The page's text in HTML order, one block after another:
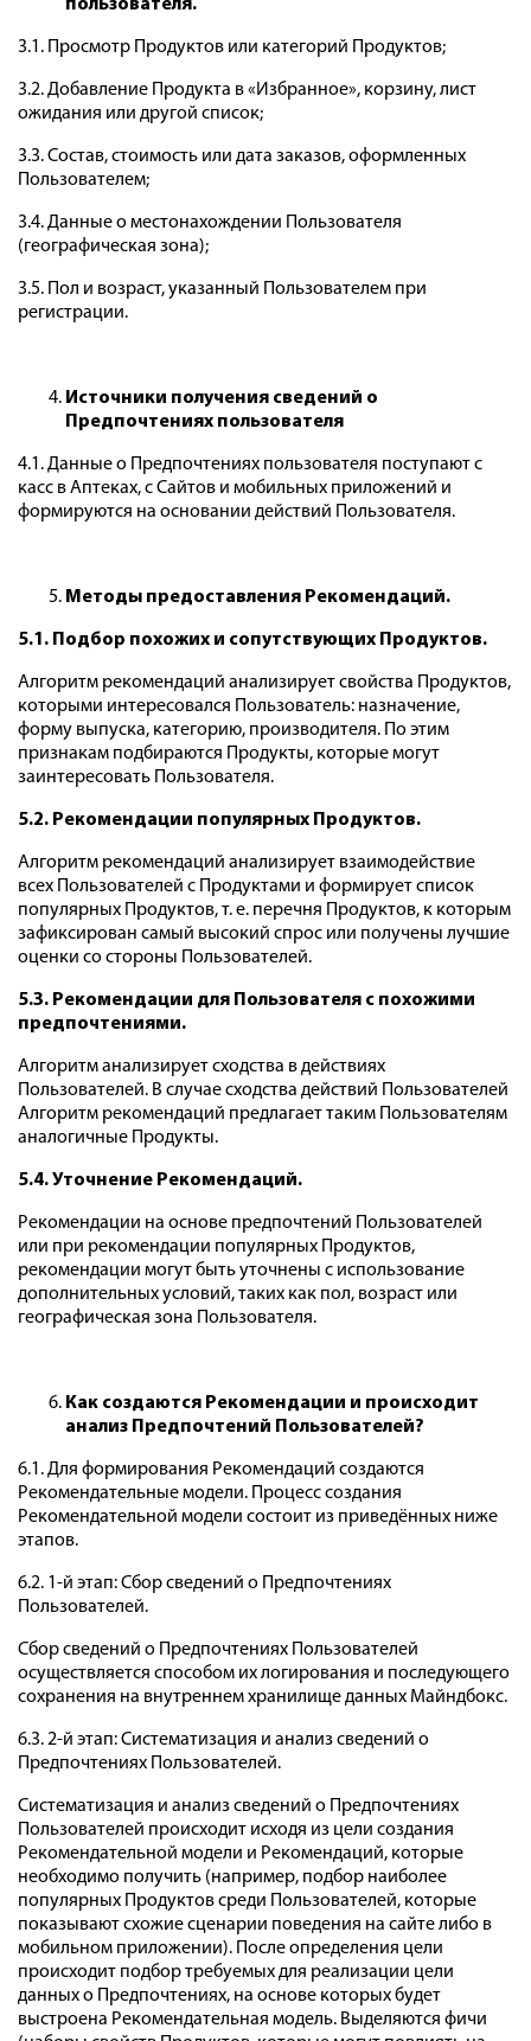
пользователя.
3.1. Просмотр Продуктов или категорий Продуктов;
3.2. Добавление Продукта в «Избранное», корзину, лист
ожидания или другой список;
3.3. Состав, стоимость или дата заказов, оформленных
Пользователем;
3.4. Данные о местонахождении Пользователя
(географическая зона);
3.5. Пол и возраст, указанный Пользователем при
регистрации.
Источники получения сведений о
Предпочтениях пользователя
4.1. Данные о Предпочтениях пользователя поступают с
касс в Аптеках, с Сайтов и мобильных приложений и
формируются на основании действий Пользователя.
Методы предоставления Рекомендаций.
5.1. Подбор похожих и сопутствующих Продуктов.
Алгоритм рекомендаций анализирует свойства Продуктов,
которыми интересовался Пользователь: назначение,
форму выпуска, категорию, производителя. По этим
признакам подбираются Продукты, которые могут
заинтересовать Пользователя.
5.2. Рекомендации популярных Продуктов.
Алгоритм рекомендаций анализирует взаимодействие
всех Пользователей с Продуктами и формирует список
популярных Продуктов, т. е. перечня Продуктов, к которым
зафиксирован самый высокий спрос или получены лучшие
оценки со стороны Пользователей.
5.3. Рекомендации для Пользователя с похожими
предпочтениями.
Алгоритм анализирует сходства в действиях
Пользователей. В случае сходства действий Пользователей
Алгоритм рекомендаций предлагает таким Пользователям
аналогичные Продукты.
5.4. Уточнение Рекомендаций.
Рекомендации на основе предпочтений Пользователей
или при рекомендации популярных Продуктов,
рекомендации могут быть уточнены с использование
дополнительных условий, таких как пол, возраст или
географическая зона Пользователя.
Как создаются Рекомендации и происходит
анализ Предпочтений Пользователей?
6.1. Для формирования Рекомендаций создаются
Рекомендательные модели. Процесс создания
Рекомендательной модели состоит из приведённых ниже
этапов.
6.2. 1-й этап: Сбор сведений о Предпочтениях
Пользователей.
Сбор сведений о Предпочтениях Пользователей
осуществляется способом их логирования и последующего
сохранения на внутреннем хранилище данных Майндбокс.
6.3. 2-й этап: Систематизация и анализ сведений о
Предпочтениях Пользователей.
Систематизация и анализ сведений о Предпочтениях
Пользователей происходит исходя из цели создания
Рекомендательной модели и Рекомендаций, которые
необходимо получить (например, подбор наиболее
популярных Продуктов среди Пользователей, которые
показывают схожие сценарии поведения на сайте либо в
мобильном приложении). После определения цели
происходит подбор требуемых для реализации цели
данных о Предпочтениях, на основе которых будет
выстроена Рекомендательная модель. Выделяются фичи